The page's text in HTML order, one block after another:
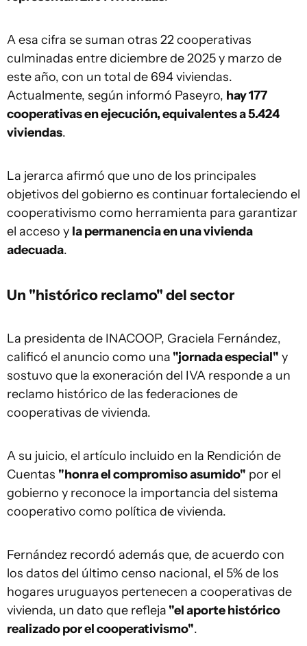
A esa cifra se suman otras 22 cooperativas
culminadas entre diciembre de 2025 y marzo de
este año, con un total de 694 viviendas.
Actualmente, según informó Paseyro, hay 177
cooperativas en ejecución, equivalentes a 5.424
viviendas.
La jerarca afirmó que uno de los principales
objetivos del gobierno es continuar fortaleciendo el
cooperativismo como herramienta para garantizar
el acceso y la permanencia en una vivienda
adecuada.
Un "histórico reclamo" del sector
La presidenta de INACOOP, Graciela Fernández,
calificó el anuncio como una "jornada especial" y
sostuvo que la exoneración del IVA responde a un
reclamo histórico de las federaciones de
cooperativas de vivienda.
A su juicio, el artículo incluido en la Rendición de
Cuentas "honra el compromiso asumido" por el
gobierno y reconoce la importancia del sistema
cooperativo como política de vivienda.
Fernández recordó además que, de acuerdo con
los datos del último censo nacional, el 5% de los
hogares uruguayos pertenecen a cooperativas de
vivienda, un dato que refleja "el aporte histórico
realizado por el cooperativismo".